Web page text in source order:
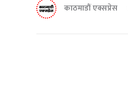
काठमाडौं एक्सप्रेस